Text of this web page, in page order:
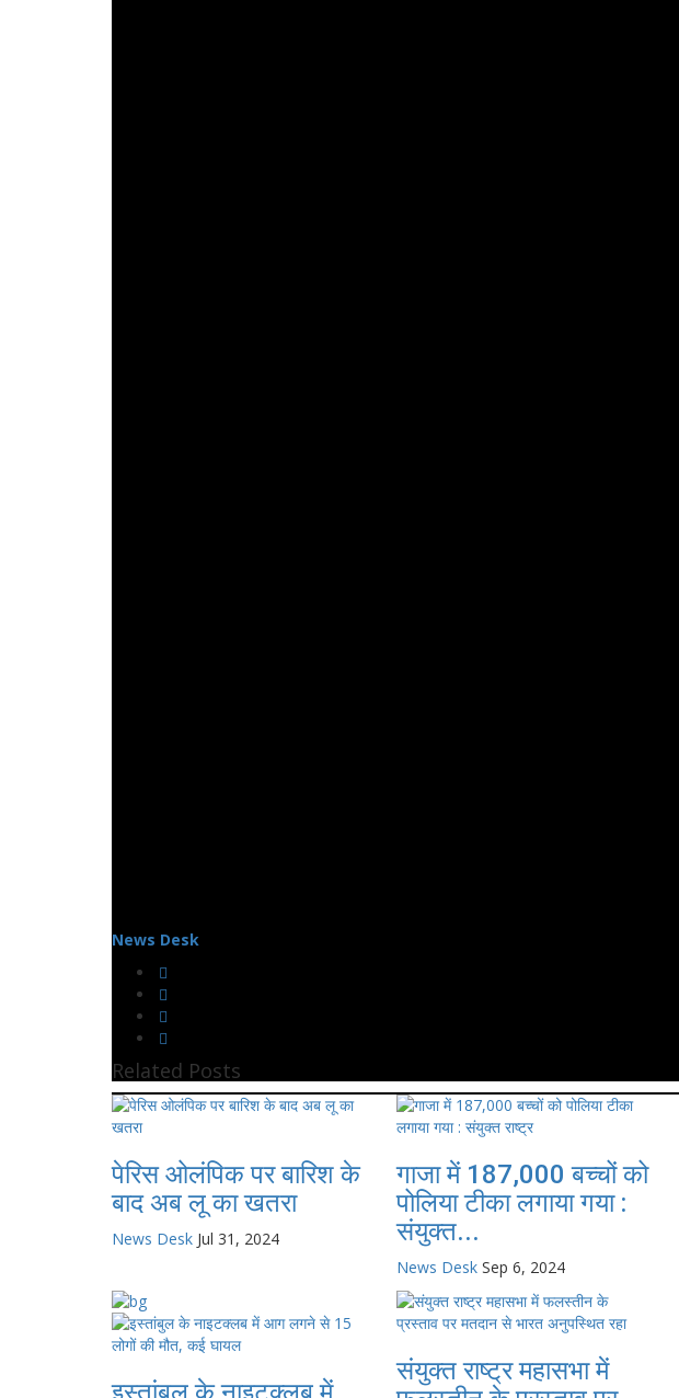
News Desk
Related Posts
पेरिस ओलंपिक पर बारिश के
बाद अब लू का खतरा
News Desk Jul 31, 2024
गाजा में 187,000 बच्चों को
पोलिया टीका लगाया गया :
संयुक्त...
News Desk Sep 6, 2024
संयुक्त राष्ट्र महासभा में